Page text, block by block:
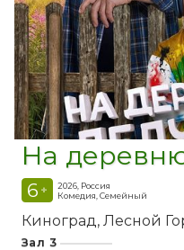
На
6 +
2026, Россия
Комедия, Семейный
Киноград Лесной
Зал 3